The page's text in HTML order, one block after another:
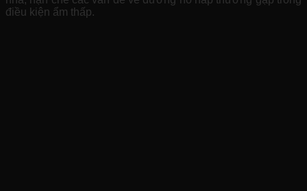
điều kiện ẩm thấp.